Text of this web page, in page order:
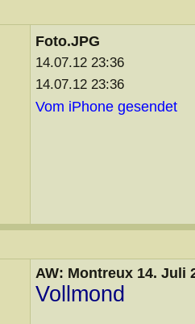
Foto.JPG
14.07.12 23:36
14.07.12 23:36
Vom iPhone gesendet
AW: Montreux 14. Juli
Vollmond